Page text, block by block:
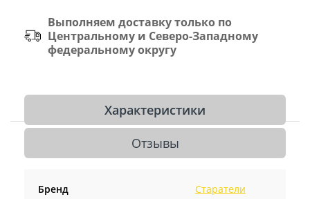
Выполняем доставку только по
Центральному и Северо-Западному
федеральному округу
Характеристики
Отзывы
Бренд Старатели